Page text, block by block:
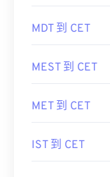
MDT 到 CET
MEST 到 CET
MET 到 CET
IST 到 CET